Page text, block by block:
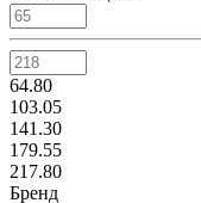
64.80
103.05
141.30
179.55
217.80
Бренд